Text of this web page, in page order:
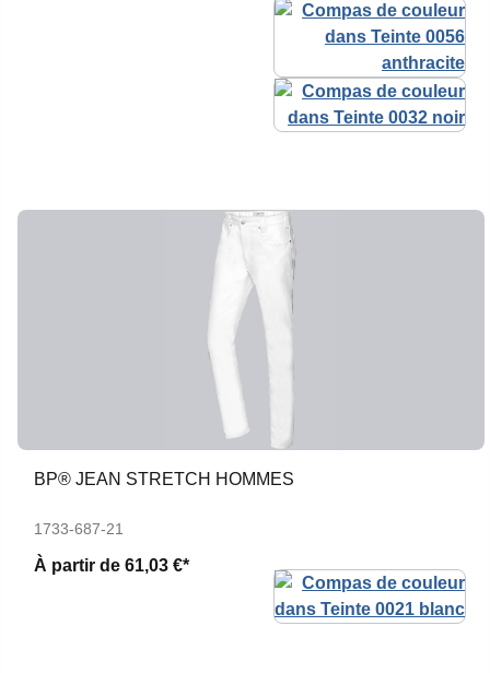
BP® JEAN STRETCH HOMMES
1733-687-21
À partir de 61,03 €*